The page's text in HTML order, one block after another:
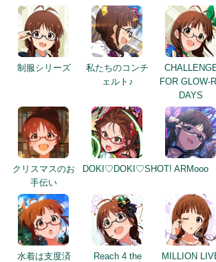
制服シリーズ
私たちのコンチ
ェルト♪
FOR GLOW-
DAYS
クリスマスのお
手伝い
DOKI♡DOKI♡SHOT! ARMooo
水着は支度済
Reach 4 the
MILLION